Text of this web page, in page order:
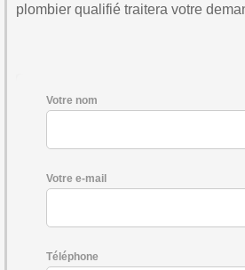
plombier qualifié traitera votre
Votre nom
Votre e-mail
Téléphone